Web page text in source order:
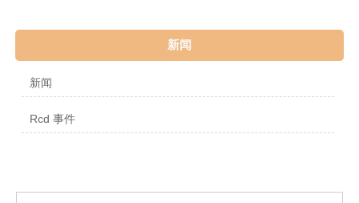
新闻
新闻
Rcd 事件